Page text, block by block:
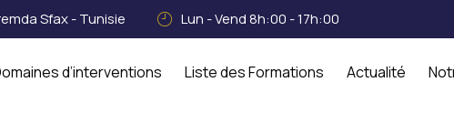
Sfax - Tunisie Lun - Vend 8h:00 - 17h:00
d’interventions Liste des Formations Actualité